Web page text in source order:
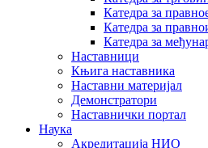
Катедра за
Катедра за
Катедра за
Наставници
Књига наставника
Наставни материјал
Демонстратори
Наставнички портал
Наука
Акредитација НИО